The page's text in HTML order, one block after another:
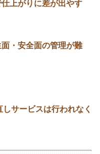
上がりに差が出やす
・安全面の管理が難
サービスは行われなく